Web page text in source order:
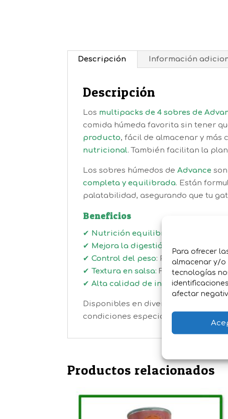
Para ofrecer
almacenar y/o
tecnologías
afectar
Descripción Información
Descripción
Los multipacks de 4 sobres de
comida húmeda favorita sin tener
producto, fácil de almacenar y más
nutricional. También facilitan la
Los sobres húmedos deAdvance
completa y equilibrada. Están
palatabilidad, asegurando que tu
Beneficios
✔ Nutrición equilibrada
Satisface
✔ Mejora la digestión
Ingredientes
✔Control del peso: Perfecto para
✔Textura en salsa: Fomenta la
✔Alta calidad de ingredientes:
Disponibles en diversas
condiciones especiales. Perfectos
Productos relacionados